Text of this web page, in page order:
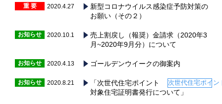
重 要 2020.4.27
新型コロナウイルス感染症予防対策の
お願い（その２）
お知らせ 2020.10.1
売上割戻し（報奨）金請求（2020年3
月~2020年9月分）について
お知らせ 2020.4.13 ゴールデンウイークの御案内
お知らせ 2020.8.21 次世代住宅ポイン
「次世代住宅ポイント
対象住宅証明書発行について」